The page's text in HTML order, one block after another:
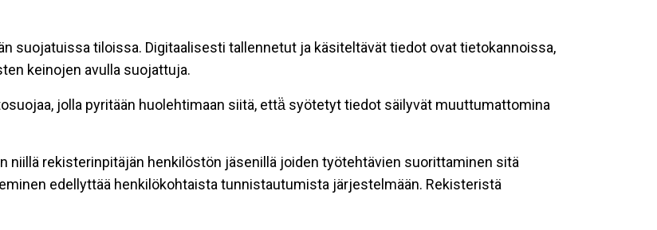
suojatuissa tiloissa. Digitaalisesti tallennetut ja käsiteltävät tiedot ovat tietokannoissa,
keinojen avulla suojattuja.
jolla pyritään huolehtimaan siitä, että̈ syötetyt tiedot säilyvät muuttumattomina
niillä rekisterinpitäjän henkilöstön jäsenillä joiden työtehtävien suorittaminen sitä
edellyttää henkilökohtaista tunnistautumista järjestelmään. Rekisteristä